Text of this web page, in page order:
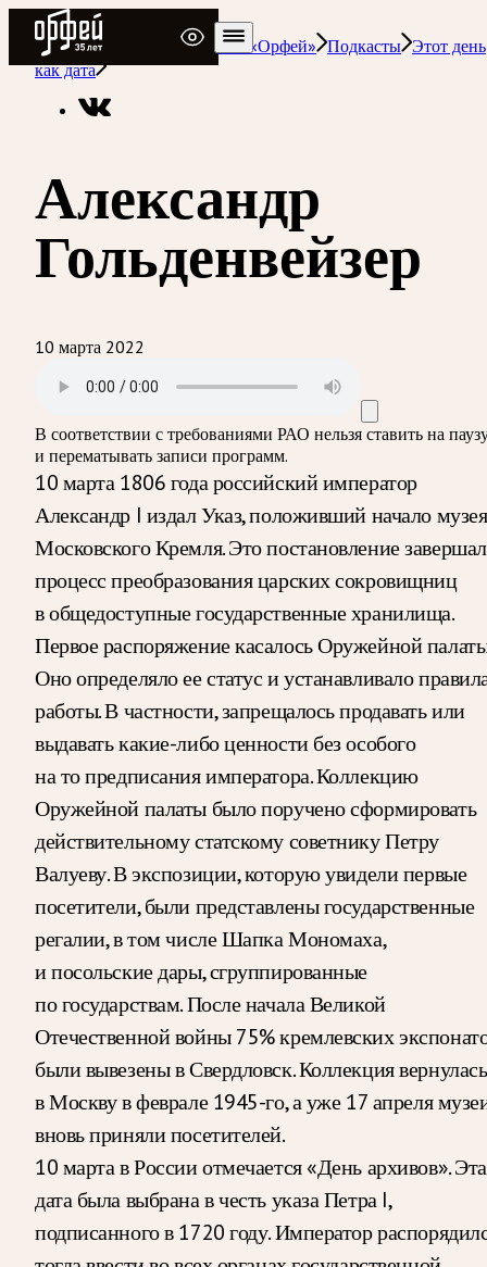
Радио Орфей
Радио классической музыки «Орфей» Подкасты Этот день
как дата
Александр
Гольденвейзер
10 марта 2022
В соответствии с требованиями РАО нельзя ставить на
и перематывать записи программ.
10 марта 1806 года российский император
Александр I издал Указ, положивший начало
Московского Кремля. Это постановление
процесс преобразования царских сокровищниц
в общедоступные государственные хранилища.
Первое распоряжение касалось Оружейной
Оно определяло ее статус и устанавливало
работы. В частности, запрещалось продавать или
выдавать какие-либо ценности без особого
на то предписания императора. Коллекцию
Оружейной палаты было поручено сформировать
действительному статскому советнику Петру
Валуеву. В экспозиции, которую увидели первые
посетители, были представлены государственные
регалии, в том числе Шапка Мономаха,
и посольские дары, сгруппированные
по государствам. После начала Великой
Отечественной войны 75% кремлевских
были вывезены в Свердловск. Коллекция вернулась
в Москву в феврале 1945-го, а уже 17 апреля
вновь приняли посетителей.
10 марта в России отмечается «День архивов». Эта
дата была выбрана в честь указа Петра I,
подписанного в 1720 году. Император